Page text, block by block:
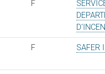
F
F SAFER